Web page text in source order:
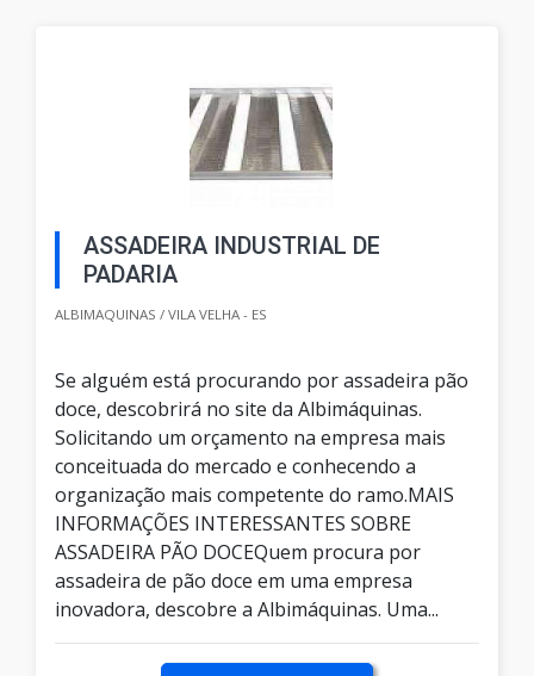
ASSADEIRA INDUSTRIAL DE
PADARIA
ALBIMAQUINAS / VILA VELHA - ES
Se alguém está procurando por assadeira pão
doce, descobrirá no site da Albimáquinas.
Solicitando um orçamento na empresa mais
conceituada do mercado e conhecendo a
organização mais competente do ramo.MAIS
INFORMAÇÕES INTERESSANTES SOBRE
ASSADEIRA PÃO DOCEQuem procura por
assadeira de pão doce em uma empresa
inovadora, descobre a Albimáquinas. Uma...